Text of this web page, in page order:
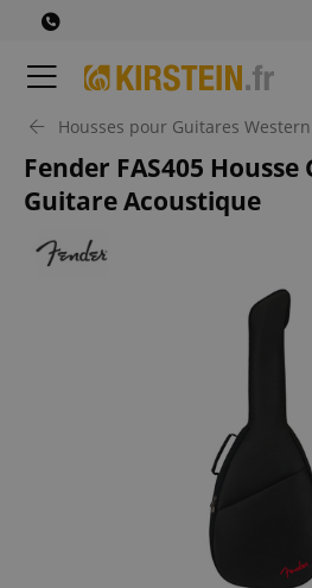
Housses pour Guitares Western
Fender FAS405
Guitare Acoustique